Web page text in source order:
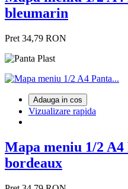
bleumarin
Pret 34,79 RON
Adauga in cos
Vizualizare rapida
Mapa meniu 1/2 A4
bordeaux